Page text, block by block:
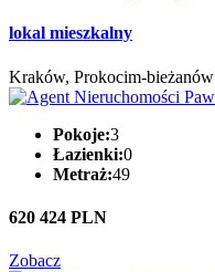
lokal mieszkalny
Kraków, Prokocim-bieżanów
Pokoje:3
Łazienki:0
Metraż:49
620 424 PLN
Zobacz